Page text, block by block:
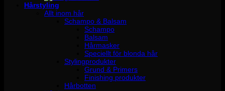
Hårstyling
Allt inom hår
Schampo & Balsam
Schampo
Balsam
Hårmasker
Speciellt för blonda hår
Stylingprodukter
Grund & Primers
Finishing produkter
Hårbotten